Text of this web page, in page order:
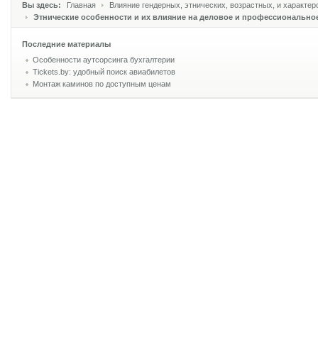
Вы здесь: Главная
Влияние гендерных, этнических, возрастных, и
Этнические особенности и их влияние на деловое и
Последние материалы
Особенности аутсорсинга бухгалтерии
Tickets.by: удобный поиск авиабилетов
Монтаж каминов по доступным ценам